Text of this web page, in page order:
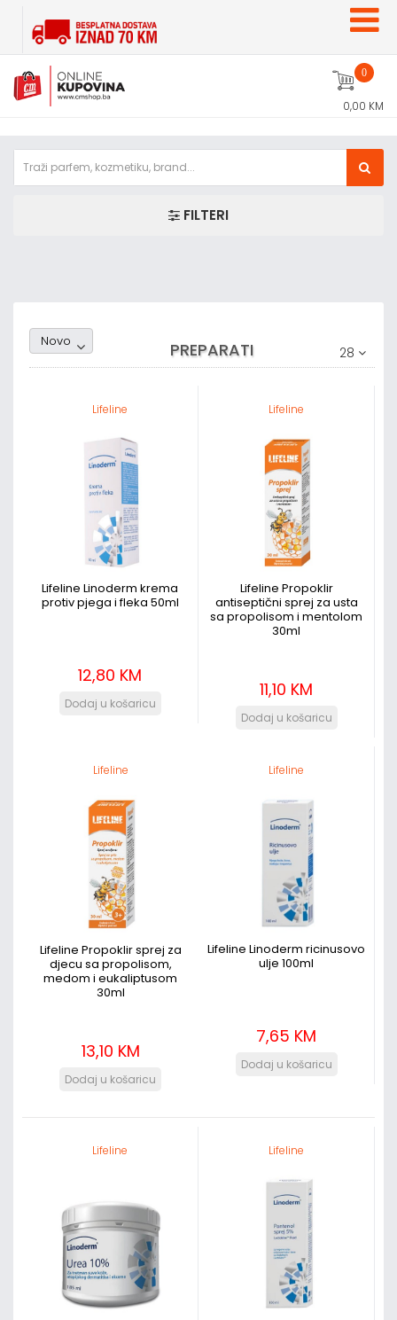
0
0,00 KM
FILTERI
Random1
Novo
28
PREPARATI
Lifeline
Lifeline Linoderm krema
protiv pjega i fleka 50ml
12,80 KM
Lifeline
Lifeline Propoklir
antiseptični sprej za usta
sa propolisom i mentolom
30ml
11,10 KM
Lifeline
Lifeline Propoklir sprej za
djecu sa propolisom,
medom i eukaliptusom
30ml
13,10 KM
Lifeline
Lifeline Linoderm ricinusovo
ulje 100ml
7,65 KM
Lifeline Lifeline